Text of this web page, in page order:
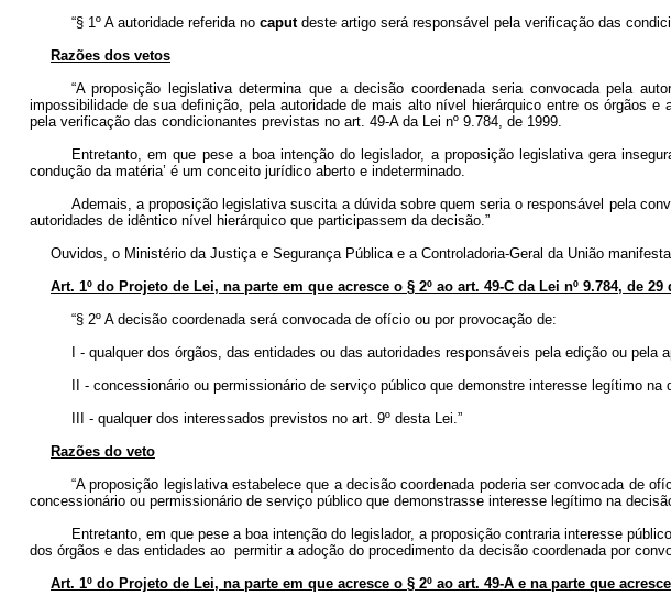
“§ 1º A autoridade referida no caputdeste artigo será responsável pela verificação das
Razões dos vetos
“A proposição legislativa determina que a decisão coordenada seria convocada pela
impossibilidade de sua definição, pela autoridade de mais alto nível hierárquico entre os órgãos
pela verificação das condicionantes previstas no art. 49-A da Lei nº 9.784, de 1999.
Entretanto, em que pese a boa intenção do legislador, a proposição legislativa gera
condução da matéria’ é um conceito jurídico aberto e indeterminado.
Ademais, a proposição legislativa suscita a dúvida sobre quem seria o responsável pela
autoridades de idêntico nível hierárquico que participassem da decisão.”
Ouvidos, o Ministério da Justiça e Segurança Pública e a Controladoria-Geral da União
Art. 1º do Projeto de Lei, na parte em que acresce o § 2º ao art. 49-C da Lei nº 9.784, de 29
“§ 2º A decisão coordenada será convocada de ofício ou por provocação de:
I - qualquer dos órgãos, das entidades ou das autoridades responsáveis pela edição ou pela
II - concessionário ou permissionário de serviço público que demonstre interesse legítimo na
III - qualquer dos interessados previstos no art. 9º desta Lei.”
Razões do veto
“A proposição legislativa estabelece que a decisão coordenada poderia ser convocada de
concessionário ou permissionário de serviço público que demonstrasse interesse legítimo na
Entretanto, em que pese a boa intenção do legislador, a proposição contraria interesse
dos órgãos e das entidades ao permitir a adoção do procedimento da decisão coordenada por
Art. 1º do Projeto de Lei, na parte em que acresce o § 2º ao art. 49-A e na parte que